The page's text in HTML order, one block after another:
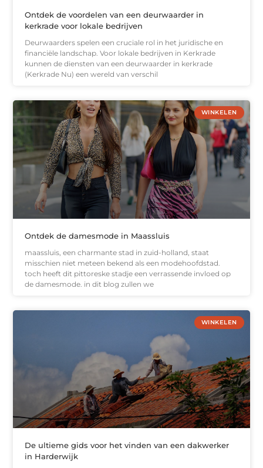
Ontdek de voordelen van een deurwaarder in
kerkrade voor lokale bedrijven
Deurwaarders spelen een cruciale rol in het juridische en
financiële landschap. Voor lokale bedrijven in Kerkrade
kunnen de diensten van een deurwaarder in kerkrade
(Kerkrade Nu) een wereld van verschil
WINKELEN
Ontdek de damesmode in Maassluis
maassluis, een charmante stad in zuid-holland, staat
misschien niet meteen bekend als een modehoofdstad.
toch heeft dit pittoreske stadje een verrassende invloed op
de damesmode. in dit blog zullen we
WINKELEN
De ultieme gids voor het vinden van een dakwerker
in Harderwijk